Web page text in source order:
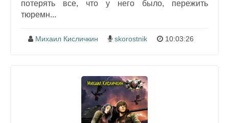
потерять все, что у него было, пережить
тюремн...
Михаил Кисличкин skorostnik 10:03:26